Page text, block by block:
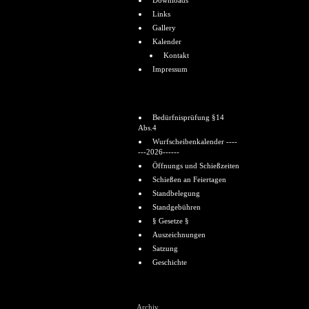
Links
Gallery
Kalender
Kontakt
Impressum
Bedürfnisprüfung §14
Abs.4
Wurfscheibenkalender ----
---2026------
Öffnungs und Schießzeiten
Schießen an Feiertagen
Standbelegung
Standgebühren
§ Gesetze §
Auszeichnungen
Satzung
Geschichte
Archiv